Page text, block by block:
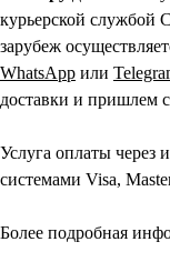
курьерской службой
зарубеж
WhatsApp или
доставки и пришлем
Услуга оплаты через
системами Visa,
Более подробная